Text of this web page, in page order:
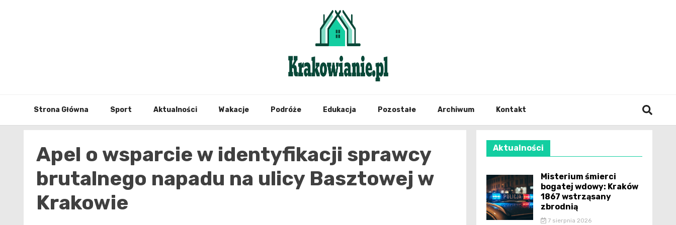
Strona Główna Sport Aktualności Wakacje Podróże Edukacja Pozostałe Archiwum Kontakt
Apel o wsparcie w identyfikacji sprawcy
brutalnego napadu na ulicy Basztowej w
Krakowie
Aktualności
Misterium śmierci
bogatej wdowy: Kraków
1867 wstrząsany
zbrodnią
7 sierpnia 2026